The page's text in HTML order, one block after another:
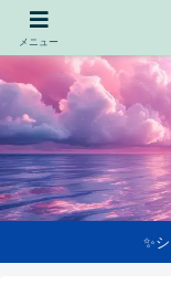
✨
メニュー